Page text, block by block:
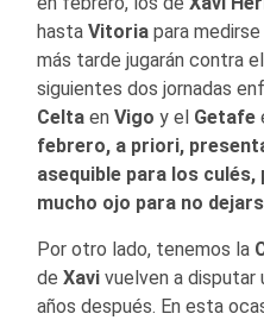
hasta Vitoria para medirse
más tarde jugarán contra el
siguientes dos jornadas
Celta en Vigo y el Getafe
febrero, a priori,
asequible para los
mucho ojo para no
Por otro lado, tenemos la
de Xavi vuelven a
años después. En esta